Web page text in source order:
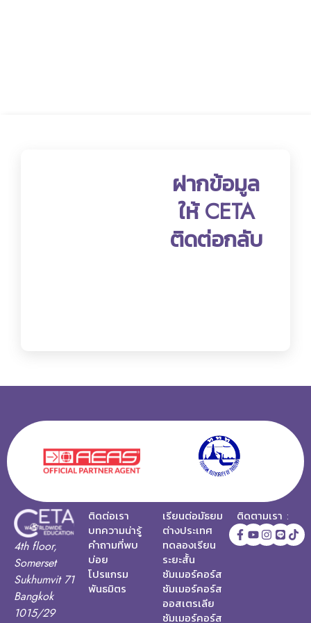
ฝากข้อมูล
ให้ CETA
ติดต่อกลับ
4th floor,
Somerset
Sukhumvit 71
Bangkok
1015/29
ติดต่อเรา
บทความน่ารู้
คำถามที่พบ
บ่อย
โปรแกรม
พันธมิตร
เรียนต่อมัธยม
ต่างประเทศ
ทดลองเรียน
ระยะสั้น
ซัมเมอร์คอร์ส
ซัมเมอร์คอร์ส
ออสเตรเลีย
ซัมเมอร์คอร์ส
ติดตามเรา :